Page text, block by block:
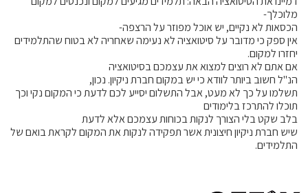
מלוכלך-
הכסאות לא נקיים, יש אוכל מפוזר על הרצפה-
אין ספק כי מדובר על סיטואציה לא נעימה שאחריה לא בטוח שהתלמידים
יחזרו למקום.
אם אתם לא רוצים למצוא את עצמכם בסיטואציה
הנ"ל חשוב ביותר לוודא כי יש במקום חברת ניקיון. נכון,
תשלמו על כך לא מעט, אבל התשלום יסייע לכם לדעת כי המקום נקי וכך
תוכלו להתרכז בלימודים
בלב שקט בלי הצורך לנקות בכוחות עצמכם אלא לדעת
שיש חברת ניקיון חיצונית אשר תפקידה לנקות את המקום לקראת בואם של
התלמידים.